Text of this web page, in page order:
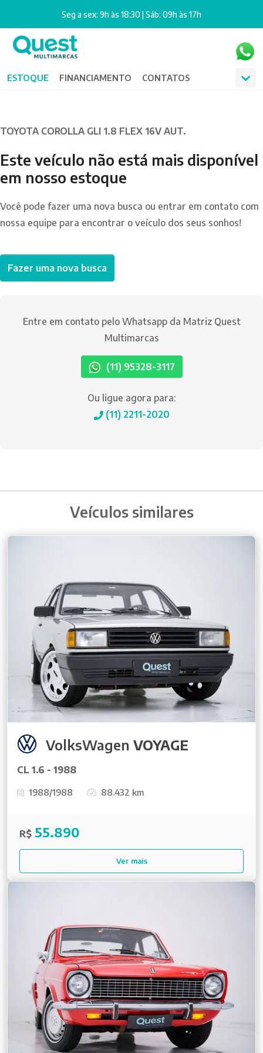
Seg a sex: 9h às 18:30 | Sáb: 09h às 17h
ESTOQUE FINANCIAMENTO CONTATOS
TOYOTA COROLLA GLI 1.8 FLEX 16V AUT.
Este veículo não está mais disponível
em nosso estoque
Você pode fazer uma nova busca ou entrar em contato com
nossa equipe para encontrar o veículo dos seus sonhos!
Fazer uma nova busca
Entre em contato pelo Whatsapp da Matriz Quest
Multimarcas
(11) 95328-3117
Ou ligue agora para:
(11) 2211-2020
Veículos similares
VolksWagen VOYAGE
CL 1.6 - 1988
1988/1988 88.432 km
R$ 55.890
Ver mais